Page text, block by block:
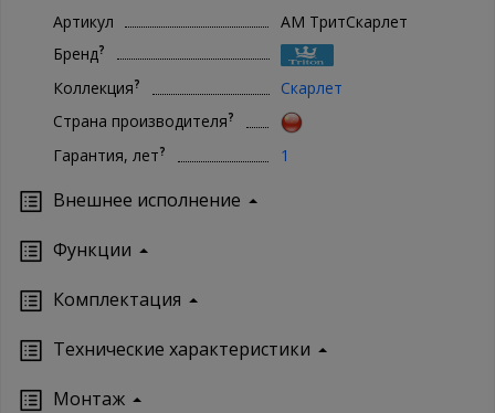
Артикул
АМ ТритСкарлет
Бренд?
Коллекция?
Скарлет
Страна производителя?
Гарантия, лет? 1
Внешнее исполнение
Функции
Комплектация
Технические характеристики
Монтаж